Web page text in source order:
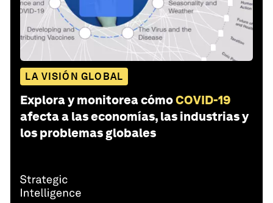
LA VISIÓN GLOBAL
Explora y monitorea cómoCOVID-19
afecta a las economías, las industrias y
los problemas globales